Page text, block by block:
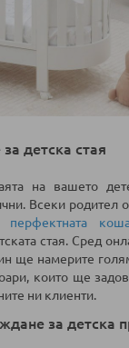
детска стая
на вашето
Всеки родител
перфектната
стая. Сред
ще намерите
които ще
ни клиенти.
за детска